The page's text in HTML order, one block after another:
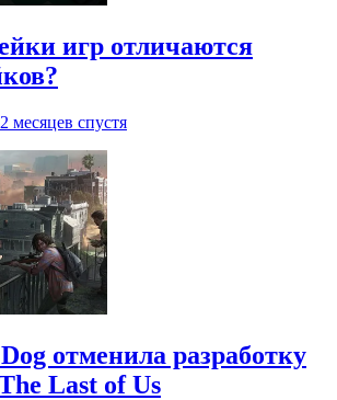
игр отличаются
месяцев спустя
отменила разработку
Last of Us